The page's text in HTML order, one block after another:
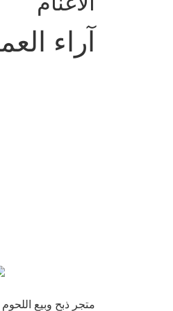
آراء
متجر ذبح وبيع اللحوم